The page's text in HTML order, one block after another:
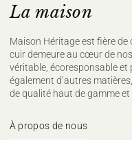
La maison
Maison Héritage est fière de
cuir demeure au cœur de
véritable, écoresponsable
également d’autres
de qualité haut de gamme et
À propos de nous